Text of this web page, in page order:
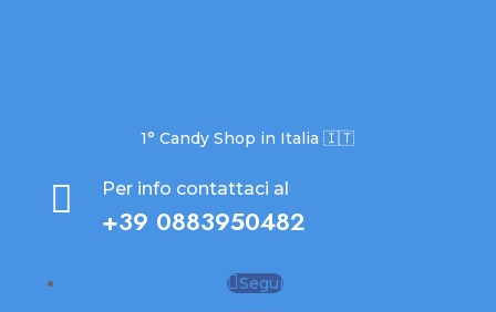
1° Candy Shop in Italia 🇮🇹
 Per info contattaci al
+39 0883950482
Segui